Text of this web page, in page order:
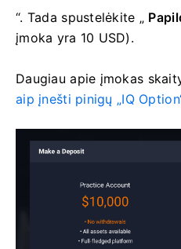
“. Tada spustelėkite „
įmoka yra 10 USD).
Daugiau apie įmokas
aip įnešti pinigų „IQ